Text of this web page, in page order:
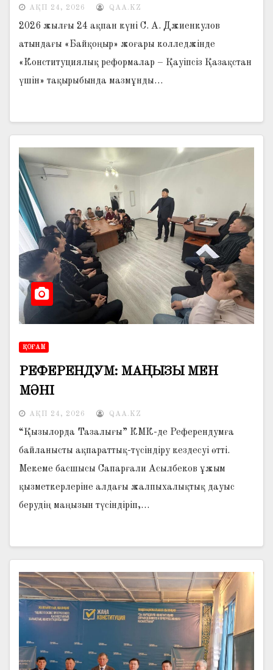
АҚП 24, 2026 QAA.KZ
2026 жылғы 24 ақпан күні С. А. Джиенкулов
атындағы «Байқоңыр» жоғары колледжінде
«Конституциялық реформалар – Қауіпсіз Қазақстан
үшін» тақырыбында мазмұнды…
ҚОҒАМ
РЕФЕРЕНДУМ: МАҢЫЗЫ МЕН
МӘНІ
АҚП 24, 2026 QAA.KZ
“Қызылорда Тазалығы” КМК-де Референдумға
байланысты ақпараттық-түсіндіру кездесуі өтті.
Мекеме басшысы Сапарғали Асылбеков ұжым
қызметкерлеріне алдағы жалпыхалықтық дауыс
берудің маңызын түсіндіріп,…